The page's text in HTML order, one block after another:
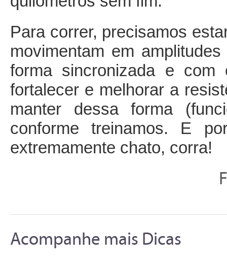
Para correr, precisamos
movimentam em
forma sincronizada e com
fortalecer e melhorar a
manter dessa forma
conforme treinamos. E
extremamente chato, corra!
Acompanhe mais Dicas